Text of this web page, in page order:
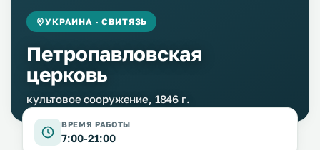
УКРАИНА · СВИТЯЗЬ
Петропавловская
церковь
культовое сооружение, 1846 г.
ВРЕМЯ РАБОТЫ
7:00-21:00